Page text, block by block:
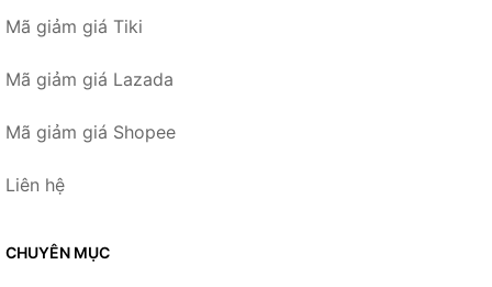
Mã giảm giá Tiki
Mã giảm giá Lazada
Mã giảm giá Shopee
Liên hệ
CHUYÊN MỤC